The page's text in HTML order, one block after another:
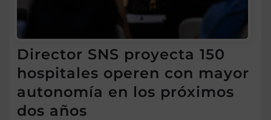
Director SNS proyecta 150
hospitales operen con mayor
autonomía en los próximos
dos años